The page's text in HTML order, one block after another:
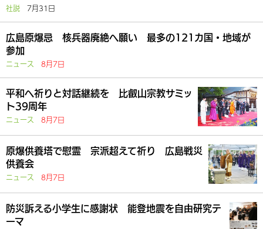
社説 7月31日
広島原爆忌 核兵器廃絶へ願い 最多の121カ国・地域が
参加
ニュース 8月7日
平和へ祈りと対話継続を 比叡山宗教サミッ
ト39周年
ニュース 8月7日
原爆供養塔で慰霊 宗派超えて祈り 広島戦災
供養会
ニュース 8月7日
防災訴える小学生に感謝状 能登地震を自由研究テ
ーマ